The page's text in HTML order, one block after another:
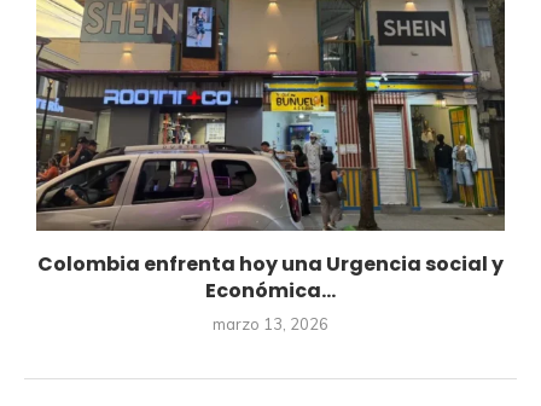
Colombia enfrenta hoy una Urgencia social y
Económica...
marzo 13, 2026